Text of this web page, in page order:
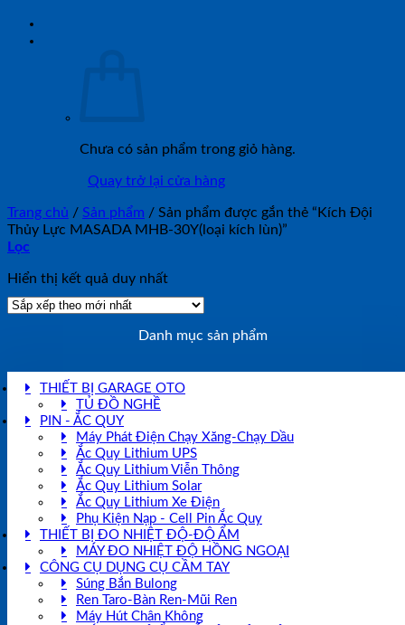
Chưa có sản phẩm trong giỏ hàng.
Quay trở lại cửa hàng
Trang chủ / Sản phẩm / Sản phẩm được gắn thẻ “Kích Đội
Thủy Lực MASADA MHB-30Y(loại kích lùn)”
Lọc
Hiển thị kết quả duy nhất
Danh mục sản phẩm
THIẾT BỊ GARAGE OTO
TỦ ĐỒ NGHỀ
PIN - ẮC QUY
Máy Phát Điện Chạy Xăng-Chạy Dầu
Ắc Quy Lithium UPS
Ắc Quy Lithium Viễn Thông
Ắc Quy Lithium Solar
Ắc Quy Lithium Xe Điện
Phụ Kiện Nạp - Cell Pin Ắc Quy
THIẾT BỊ ĐO NHIỆT ĐỘ-ĐỘ ẨM
MÁY ĐO NHIỆT ĐỘ HỒNG NGOẠI
CÔNG CỤ DỤNG CỤ CẦM TAY
Súng Bắn Bulong
Ren Taro-Bàn Ren-Mũi Ren
Máy Hút Chân Không